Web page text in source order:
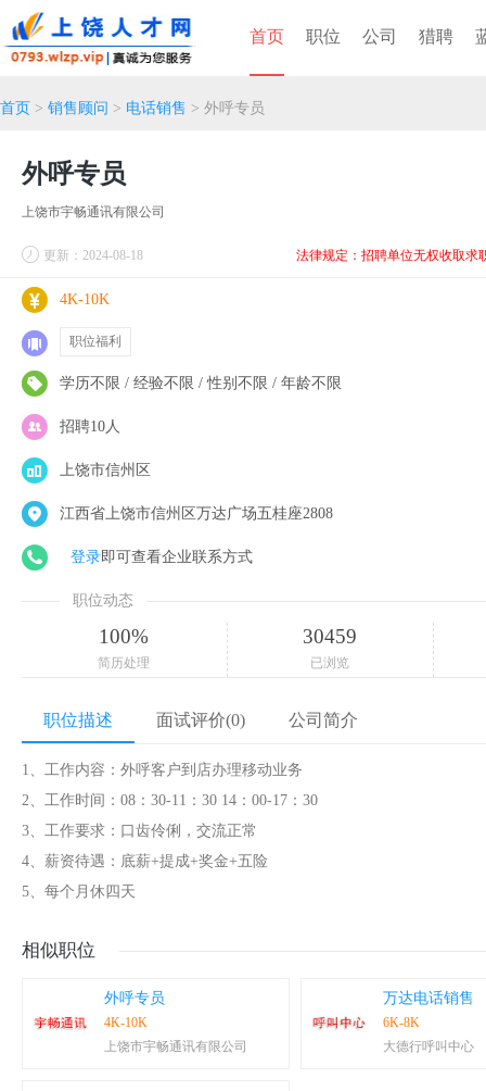
首页 职位 公司 猎聘
首页 > 销售顾问 > 电话销售 > 外呼专员
外呼专员
上饶市宇畅通讯有限公司
更新：2024-08-18 法律规定：招聘单位无权收取求
4K-10K
职位福利
学历不限 / 经验不限 / 性别不限 / 年龄不限
招聘10人
上饶市信州区
江西省上饶市信州区万达广场五桂座2808
登录即可查看企业联系方式
职位动态
100%
简历处理
30459
已浏览
职位描述 面试评价(0) 公司简介
1、工作内容：外呼客户到店办理移动业务
2、工作时间：08：30-11：30 14：00-17：30
3、工作要求：口齿伶俐，交流正常
4、薪资待遇：底薪+提成+奖金+五险
5、每个月休四天
相似职位
外呼专员
4K-10K
上饶市宇畅通讯有限公司
万达电话销售
6K-8K
大德行呼叫中心